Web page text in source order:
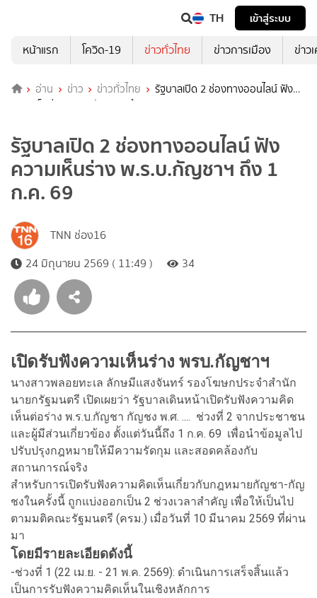
TH
เข้าสู่ระบบ
หน้าแรก
โควิด-19 ข่าวทั่วไทย ข่าวการเมือง ข่าว
อ่าน ข่าว ข่าวทั่วไทย
รัฐบาลเปิด 2 ช่องทางออนไลน์ ฟัง
ความเห็นร่าง พ.ร.บ.กัญชาฯ ถึง 1 ก.ค. 69
รัฐบาลเปิด 2 ช่องทางออนไลน์ ฟัง
ความเห็นร่าง พ.ร.บ.กัญชาฯ ถึง 1
ก.ค. 69
TNN ช่อง16
24 มิถุนายน 2569 ( 11:49 )
34
เปิดรับฟังความเห็นร่าง พรบ.กัญชาฯ
นางสาวพลอยทะเล ลักษมีแสงจันทร์ รองโฆษกประจำสำนัก
นายกรัฐมนตรี เปิดเผยว่า รัฐบาลเดินหน้าเปิดรับฟังความคิด
เห็นต่อร่าง พ.ร.บ.กัญชา กัญชง พ.ศ. .... ช่วงที่ 2 จากประชาชน
และผู้มีส่วนเกี่ยวข้อง ตั้งแต่วันนี้ถึง 1 ก.ค. 69 เพื่อนำข้อมูลไป
ปรับปรุงกฎหมายให้มีความรัดกุม และสอดคล้องกับ
สถานการณ์จริง
สำหรับการเปิดรับฟังความคิดเห็นเกี่ยวกับกฎหมายกัญชา-กัญ
ชงในครั้งนี้ ถูกแบ่งออกเป็น 2 ช่วงเวลาสำคัญ เพื่อให้เป็นไป
ตามมติคณะรัฐมนตรี (ครม.) เมื่อวันที่ 10 มีนาคม 2569 ที่ผ่าน
มา
โดยมีรายละเอียดดังนี้
-ช่วงที่ 1 (22 เม.ย. - 21 พ.ค. 2569): ดำเนินการเสร็จสิ้นแล้ว
เป็นการรับฟังความคิดเห็นในเชิงหลักการ